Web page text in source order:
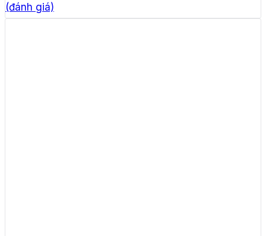
(đánh giá)